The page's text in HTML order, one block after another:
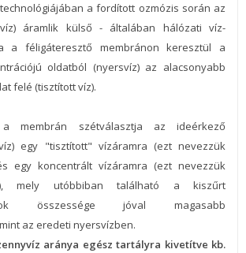
a fordított ozmózis során az
áramlik külső - általában hálózati víz-
a féligáteresztő membránon keresztül a
oldatból (nyersvíz) az alacsonyabb
felé (tisztított víz).
a membrán szétválasztja az ideérkező
egy "tisztított" vízáramra (ezt nevezzük
egy koncentrált vízáramra (ezt nevezzük
mely utóbbiban található a kiszűrt
összessége jóval magasabb
az eredeti nyersvízben.
aránya egész tartályra kivetítve kb.